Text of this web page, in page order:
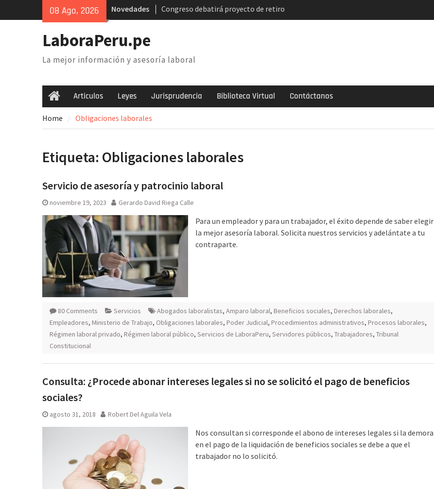
08 Ago, 2026 Novedades
Congreso debatirá proyecto de retiro
AFP. Problema y solución
nacional
necesidad de derogarlo
LaboraPeru.pe
La mejor información y asesoría laboral
HomeArticulos Leyes Jurisprudencia Biblioteca Virtual Contáctanos
Home Obligaciones laborales
Etiqueta: Obligaciones laborales
Servicio de asesoría y patrocinio laboral
noviembre 19, 2023 Gerardo David Riega Calle
Para un empleador y para un trabajador, el éxito depende de saber elegir
la mejor asesoría laboral. Solicita nuestros servicios y adelántate a tu
contraparte.
80 Comments Servicios Abogados laboralistas, Amparo laboral, Beneficios sociales, Derechos laborales,
Empleadores, Ministerio de Trabajo, Obligaciones laborales, Poder Judicial, Procedimientos administrativos, Procesos laborales,
Régimen laboral privado, Régimen laboral público, Servicios de LaboraPeru, Servidores públicos, Trabajadores, Tribunal
Constitucional
Consulta: ¿Procede abonar intereses legales si no se solicitó el pago de beneficios
sociales?
agosto 31, 2018 Robert Del Aguila Vela
Nos consultan si corresponde el abono de intereses legales si la demora
en el pago de la liquidación de beneficios sociales se debe a que el
trabajador no lo solicitó.